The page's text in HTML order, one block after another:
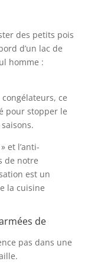
des petits pois
d’un lac de
homme :
ce
pour stopper le
et l’anti-
de notre
est un
la cuisine
de
pas dans une